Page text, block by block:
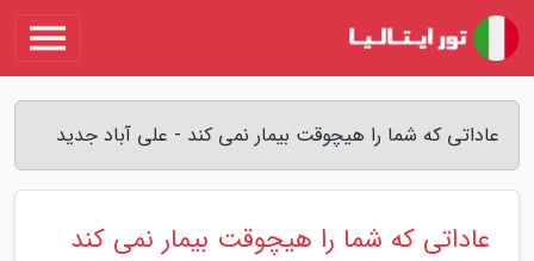
عاداتی که شما را هیچوقت بیمار نمی کند - علی آباد جدید
عاداتی که شما را هیچوقت بیمار نمی کند